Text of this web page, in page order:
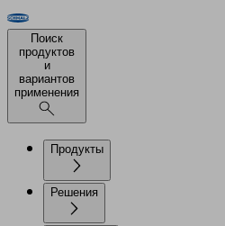
Поиск
продуктов
и
вариантов
применения
Продукты
Решения